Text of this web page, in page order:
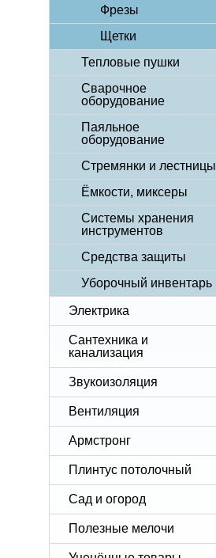
Фрезы
Щетки
Тепловые пушки
Сварочное
оборудование
Паяльное
оборудование
Стремянки и лестницы
Ёмкости, миксеры
Системы хранения
инструментов
Средства защиты
Уборочный инвентарь
Электрика
Сантехника и
канализация
Звукоизоляция
Вентиляция
Армстронг
Плинтус потолочный
Сад и огород
Полезные мелочи